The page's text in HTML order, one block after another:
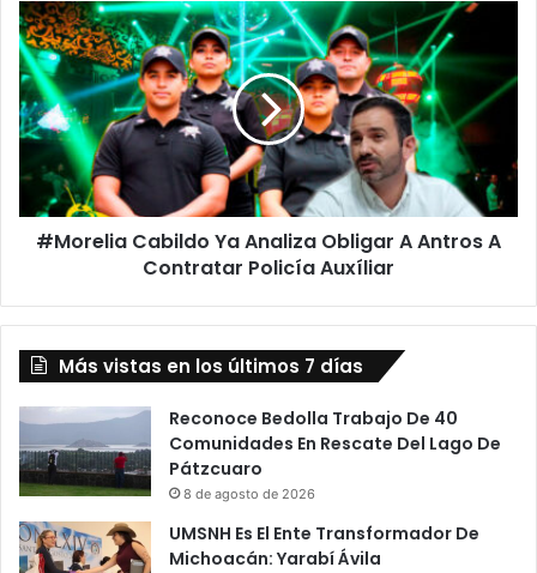
#Morelia
Cabildo
Ya
Analiza
Obligar
A
Antros
A
Contratar
Policía
#Morelia Cabildo Ya Analiza Obligar A Antros A
Contratar Policía Auxíliar
Más vistas en los últimos 7 días
Reconoce Bedolla Trabajo De 40
Comunidades En Rescate Del Lago De
Pátzcuaro
8 de agosto de 2026
UMSNH Es El Ente Transformador De
Michoacán: Yarabí Ávila